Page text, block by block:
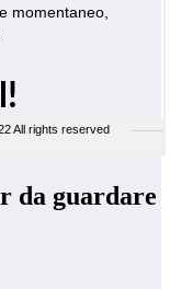
da guardare